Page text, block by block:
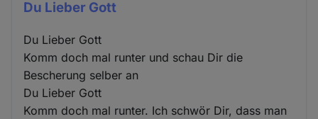
Du Lieber Gott
Du Lieber Gott
Komm doch mal runter und schau Dir die
Bescherung selber an
Du Lieber Gott
Komm doch mal runter. Ich schwör Dir, dass man